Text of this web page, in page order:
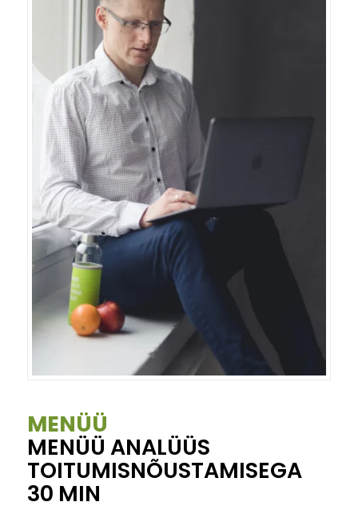
MENÜÜ
MENÜÜ ANALÜÜS
TOITUMISNÕUSTAMISEGA
30 MIN